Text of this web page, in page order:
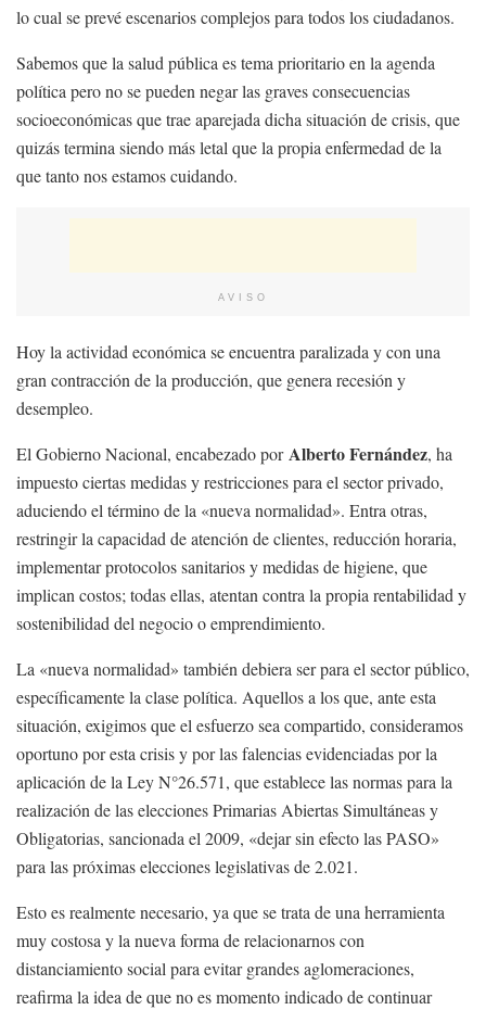
lo cual se prevé escenarios complejos para todos los ciudadanos.
Sabemos que la salud pública es tema prioritario en la agenda
política pero no se pueden negar las graves consecuencias
socioeconómicas que trae aparejada dicha situación de crisis, que
quizás termina siendo más letal que la propia enfermedad de la
que tanto nos estamos cuidando.
AVISO
Hoy la actividad económica se encuentra paralizada y con una
gran contracción de la producción, que genera recesión y
desempleo.
El Gobierno Nacional, encabezado porAlberto Fernández, ha
impuesto ciertas medidas y restricciones para el sector privado,
aduciendo el término de la «nueva normalidad». Entra otras,
restringir la capacidad de atención de clientes, reducción horaria,
implementar protocolos sanitarios y medidas de higiene, que
implican costos; todas ellas, atentan contra la propia rentabilidad y
sostenibilidad del negocio o emprendimiento.
La «nueva normalidad» también debiera ser para el sector público,
específicamente la clase política. Aquellos a los que, ante esta
situación, exigimos que el esfuerzo sea compartido, consideramos
oportuno por esta crisis y por las falencias evidenciadas por la
aplicación de la Ley N°26.571, que establece las normas para la
realización de las elecciones Primarias Abiertas Simultáneas y
Obligatorias, sancionada el 2009, «dejar sin efecto las PASO»
para las próximas elecciones legislativas de 2.021.
Esto es realmente necesario, ya que se trata de una herramienta
muy costosa y la nueva forma de relacionarnos con
distanciamiento social para evitar grandes aglomeraciones,
reafirma la idea de que no es momento indicado de continuar